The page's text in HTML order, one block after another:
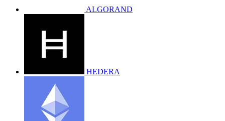
ALGORAND
HEDERA